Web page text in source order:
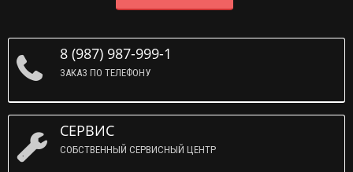
8 (987) 987-999-1
ЗАКАЗ ПО ТЕЛЕФОНУ
СЕРВИС
СОБСТВЕННЫЙ СЕРВИСНЫЙ ЦЕНТР